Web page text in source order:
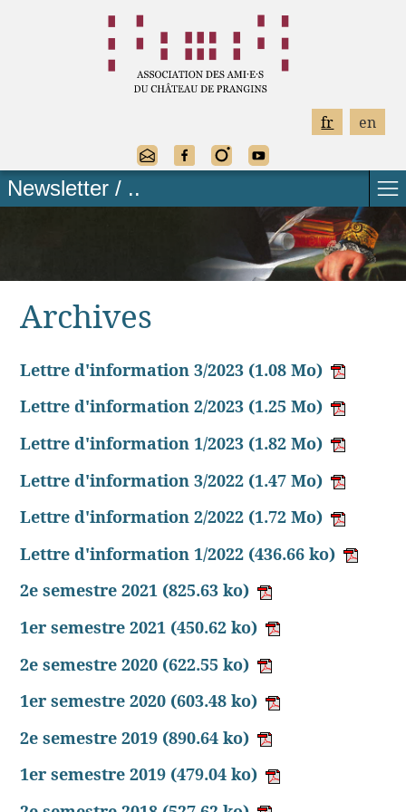
fr en
Newsletter / ..
Archives
Lettre d'information 3/2023 (1.08 Mo)
Lettre d'information 2/2023 (1.25 Mo)
Lettre d'information 1/2023 (1.82 Mo)
Lettre d'information 3/2022 (1.47 Mo)
Lettre d'information 2/2022 (1.72 Mo)
Lettre d'information 1/2022 (436.66 ko)
2e semestre 2021 (825.63 ko)
1er semestre 2021 (450.62 ko)
2e semestre 2020 (622.55 ko)
1er semestre 2020 (603.48 ko)
2e semestre 2019 (890.64 ko)
1er semestre 2019 (479.04 ko)